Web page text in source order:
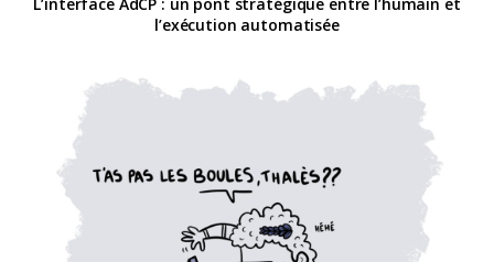
l’exécution automatisée